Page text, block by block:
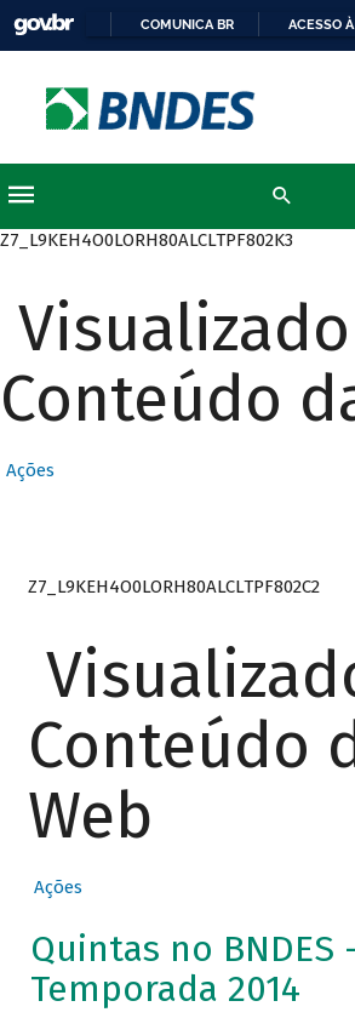
COMUNICA BR ACESSO
Z7_L9KEH4O0LORH80ALCLTPF802K3
Conteúdo
Ações
Z7_L9KEH4O0LORH80ALCLTPF802C2
Conteúdo
Web
Ações
Quintas no BNDES
Temporada 2014